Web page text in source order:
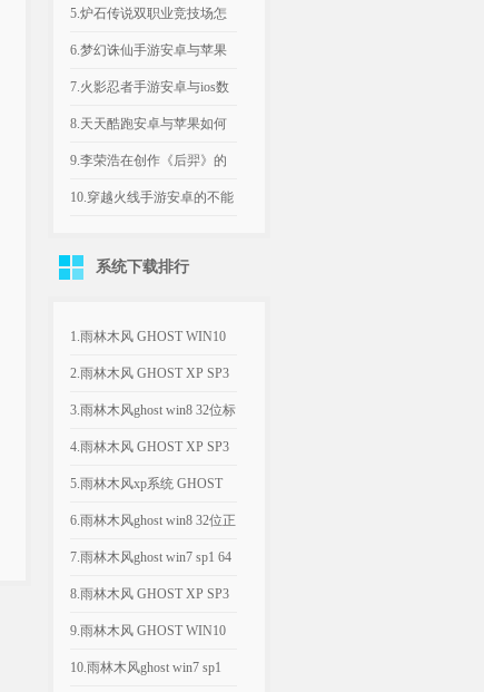
怎...
以玩吗 饭局狼人杀苹果安
卓...
5.炉石传说双职业竞技场怎
样选牌 万圣节双职业竞技
场...
6.梦幻诛仙手游安卓与苹果
能一起玩吗 梦幻诛仙手游
苹...
7.火影忍者手游安卓与ios数
据互通吗 火影忍者手游...
8.天天酷跑安卓与苹果如何
互通 天天酷跑安卓与苹果
装...
9.李荣浩在创作《后羿》的
时候,把现代音乐元素与哪
10.穿越火线手游安卓的不能
系统下载排行
1.雨林木风 GHOST WIN10
1803 X6...
2.雨林木风 GHOST XP SP3
经典纯净版 ...
3.雨林木风ghost win8 32位标
准旗舰版2...
4.雨林木风 GHOST XP SP3
优化装机版 ...
5.雨林木风xp系统 GHOST
XP SP3 优化...
6.雨林木风ghost win8 32位正
式极速版2...
7.雨林木风ghost win7 sp1 64
位(X...
8.雨林木风 GHOST XP SP3
优化纯净版 ...
9.雨林木风 GHOST WIN10
1803 X6...
10.雨林木风ghost win7 sp1